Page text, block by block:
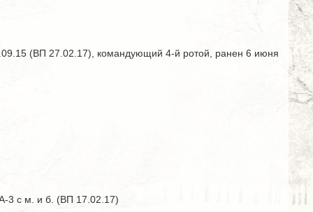
(ВП 27.02.17), командующий 4-й ротой, ранен 6 июня
3 с м. и б. (ВП 17.02.17)